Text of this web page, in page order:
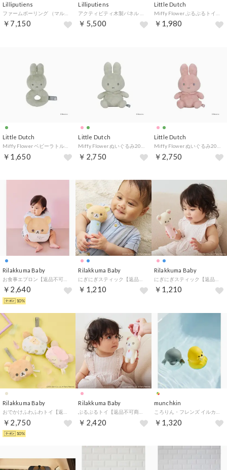
Lilliputiens
￥7,150
Lilliputiens
￥5,500
Little Dutch
￥1,980
Little Dutch
Miffy Flower ベビーラトル【返品不可商品】 （抹茶グリーン）
￥1,650
Little Dutch
Miffy Flower ぬいぐるみ20cm【返品不可商品】 （抹茶グリーン）
￥2,750
Little Dutch
Miffy Flower ぬいぐるみ20cm【返品不可商品】 （ストロベリー）
￥2,750
Rilakkuma Baby
￥2,640
10%
Rilakkuma Baby
￥1,210
Rilakkuma Baby
にぎにぎスティック【返品不可商品】 （コリラックマ／ピンク）
￥1,210
Rilakkuma Baby
おでかけふわふわトイ【返品不可商品】 （ふたり／ベージュ）
￥2,750
10%
Rilakkuma Baby
ぶるぶるトイ【返品不可商品】 （コリラックマ／ピンク）
￥2,420
munchkin
ころりん・フレンズ イルカ&セイウチ【返品不可商品】 （イルカ＆セイウチ）
￥1,320